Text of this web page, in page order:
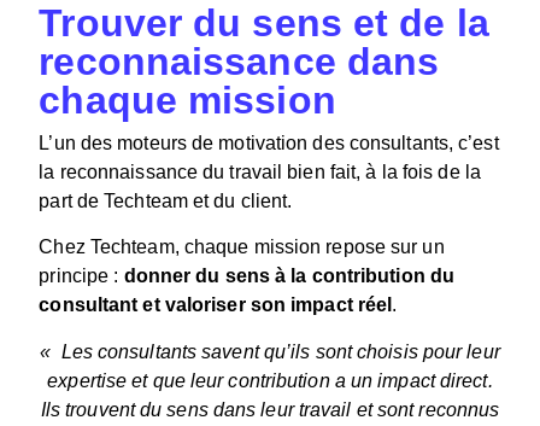
Trouver du sens et de la
reconnaissance dans
chaque mission
L’un des moteurs de motivation des consultants, c’est
la reconnaissance du travail bien fait,à la fois de la
part de Techteam et du client.
Chez Techteam, chaque mission repose sur un
principe : donner du sens à la contribution du
consultant et valoriser son impact réel .
« Les consultants savent qu’ils sont choisis pour leur
expertise et que leur contribution a un impact direct.
Ils trouvent du sens dans leur travail et sont reconnus